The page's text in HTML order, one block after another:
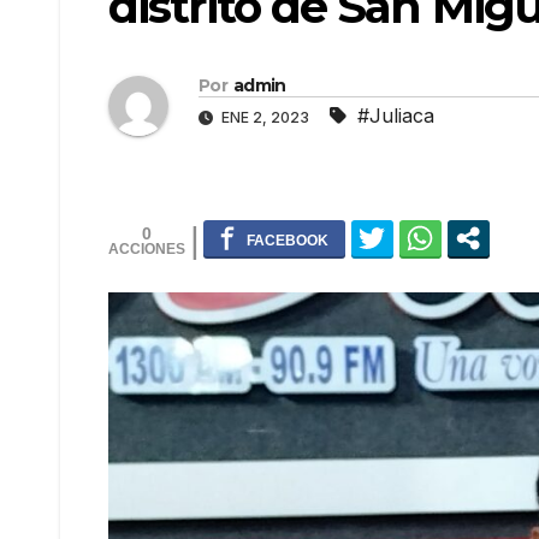
Por admin
ENE 2, 2023 #Juliaca
0